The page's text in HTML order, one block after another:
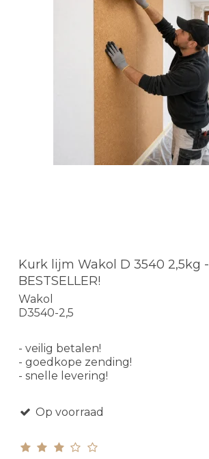
Kurk lijm Wakol D 3540 2,5kg -
BESTSELLER!
Wakol
D3540-2,5
- veilig betalen!
- goedkope zending!
- snelle levering!
Op voorraad